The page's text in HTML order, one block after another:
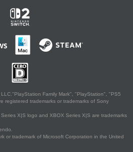
Family Mark", "PlayStation", "PS5
registered trademarks or trademarks of Sony
X|S logo and XBOX Series X|S are trademarks
or trademark of Microsoft Corporation in the United